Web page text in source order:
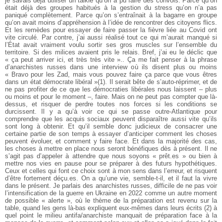
était déjà des groupes habitués à la gestion du stress qu’on n’a pas
paniqué complètement. Parce qu’on s’entraînait à la bagarre en groupe
qu’on avait moins d’appréhension à l’idée de rencontrer des citoyens flics.
Et les remèdes pour essayer de faire passer la fièvre liée au Covid ont
vite circulé. Par contre, j’ai aussi réalisé tout ce qui m’aurait manqué si
l’État avait vraiment voulu sortir ses gros muscles sur l’ensemble du
territoire. Si des milices avaient pris le relais. Bref, j’ai eu le déclic que
« ça peut arriver ici, et très très vite ».. Ça me fait penser à la phrase
d’anarchistes russes dans une interview où ils disent plus ou moins
« Bravo pour les Zad, mais vous pouvez faire ça parce que vous êtres
dans un état démocrate libéral »(1). Il serait bête de s’auto-réprimer, et de
ne pas profiter de ce que les démocraties libérales nous laissent – plus
ou moins et pour le moment –, faire. Mais on ne peut pas compter que là-
dessus, et risquer de perdre toutes nos forces si les conditions se
durcissent. Il y a qu’à voir ce qui se passe outre-Atlantique pour
comprendre que les acquis sociaux peuvent disparaître aussi vite qu’ils
sont long à obtenir. Et qu’il semble donc judicieux de consacrer une
certaine partie de son temps à essayer d’anticiper comment les choses
peuvent évoluer, et comment y faire face. Et dans la majorité des cas,
les choses à mettre en place nous seront bénéfiques dès à présent. Il ne
s’agit pas d’appeler à attendre que nous soyons « prêt.es » ou bien à
mettre nos vies en pause pour se préparer à des futurs hypothétiques.
Ceux et celles qui font ce choix sont à mon sens dans l’erreur, et risquent
d’être fortement déçu.es. On a qu’une vie, semble-t-il, et il faut la vivre
dans le présent. Je parlais des anarchistes russes, difficile de ne pas voir
l’intensification de la guerre en Ukraine en 2022 comme un autre moment
de possible « alerte », où le thème de la préparation est revenu sur la
table, quand les gens là-bas expliquent eux-mêmes dans leurs écrits (2) à
quel point le milieu antifa/anarchiste manquait de préparation face à la